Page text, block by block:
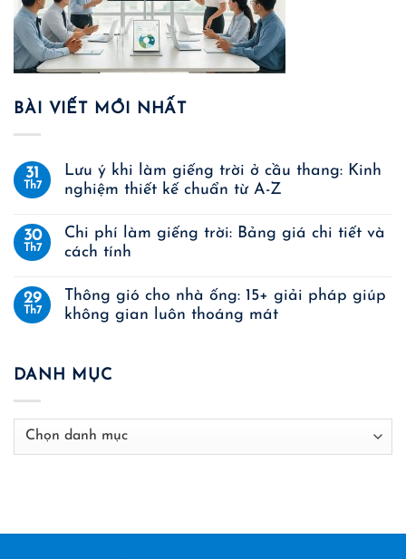
BÀI VIẾT MỚI NHẤT
31
Th7
Lưu ý khi làm giếng trời ở cầu thang: Kinh
nghiệm thiết kế chuẩn từ A-Z
30
Th7
Chi phí làm giếng trời: Bảng giá chi tiết và
cách tính
29
Th7
Thông gió cho nhà ống: 15+ giải pháp giúp
không gian luôn thoáng mát
DANH MỤC
Danh
mục